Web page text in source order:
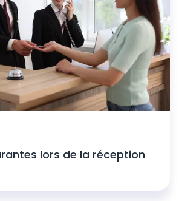
lors de la réception